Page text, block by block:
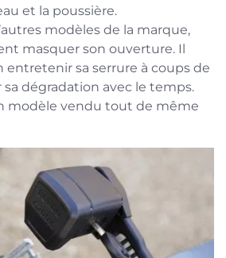
et la poussière.
modèles de la marque,
masquer son ouverture. Il
entretenir sa serrure à coups de
dégradation avec le temps.
modèle vendu tout de même